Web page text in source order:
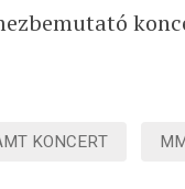
KONCERT